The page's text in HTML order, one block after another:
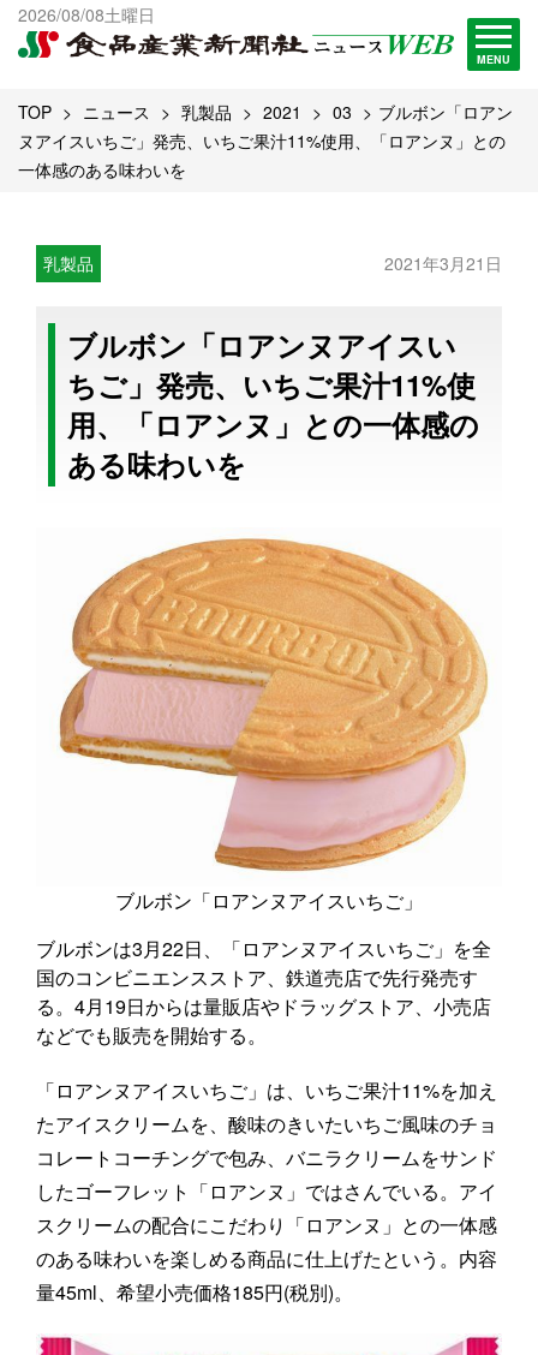
2026/08/08土曜日
MENU
出版物一覧へ
試読・購読申し込み
TOP ニュース 乳製品 2021 03
ブルボン「ロアン
ヌアイスいちご」発売、いちご果汁11%使用、「ロアンヌ」との
一体感のある味わいを
乳製品 2021年3月21日
ブルボン「ロアンヌアイスい
ちご」発売、いちご果汁11%使
用、「ロアンヌ」との一体感の
ある味わいを
ブルボン「ロアンヌアイスいちご」
ブルボンは3月22日、「ロアンヌアイスいちご」を全
国のコンビニエンスストア、鉄道売店で先行発売す
る。4月19日からは量販店やドラッグストア、小売店
などでも販売を開始する。
「ロアンヌアイスいちご」は、いちご果汁11%を加え
たアイスクリームを、酸味のきいたいちご風味のチョ
コレートコーチングで包み、バニラクリームをサンド
したゴーフレット「ロアンヌ」ではさんでいる。アイ
スクリームの配合にこだわり「ロアンヌ」との一体感
のある味わいを楽しめる商品に仕上げたという。内容
量45ml、希望小売価格185円(税別)。